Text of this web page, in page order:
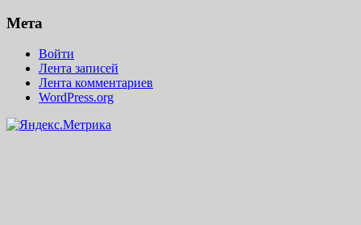
Мета
Войти
Лента записей
Лента комментариев
WordPress.org